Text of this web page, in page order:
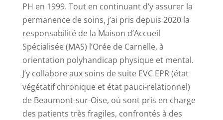
PH en 1999. Tout en continuant d’y assurer la
permanence de soins, j’ai pris depuis 2020 la
responsabilité de la Maison d’Accueil
Spécialisée (MAS) l’Orée de Carnelle, à
orientation polyhandicap physique et mental.
J’y collabore aux soins de suite EVC EPR (état
végétatif chronique et état pauci-relationnel)
de Beaumont-sur-Oise, où sont pris en charge
des patients très fragiles, confrontés à des